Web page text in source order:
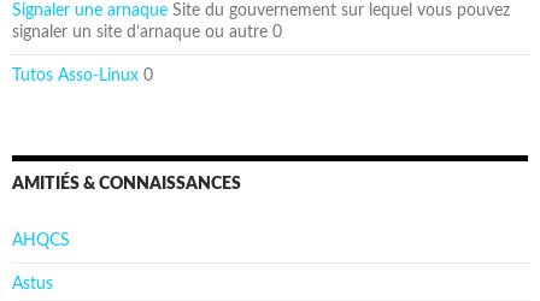
Signaler une arnaque Site du gouvernement sur lequel vous pouvez
signaler un site d’arnaque ou autre 0
Tutos Asso-Linux 0
AMITIÉS & CONNAISSANCES
AHQCS
Astus